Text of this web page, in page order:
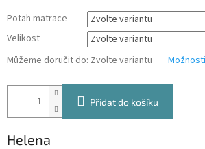
Potah matrace
Velikost
Můžeme doručit do: Zvolte variantu
Přidat do košíku
Helena